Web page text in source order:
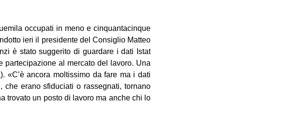
occu­pati in meno e cin­quan­ta­cin­que
ieri il pre­si­dente del Con­si­glio Mat­teo
è stato sug­ge­rito di guar­dare i dati Istat
al mer­cato del lavoro. Una
«C’è ancora mol­tis­simo da fare ma i dati
erano sfi­du­ciati o ras­se­gnati, tor­nano
tro­vato un posto di lavoro ma anche chi lo